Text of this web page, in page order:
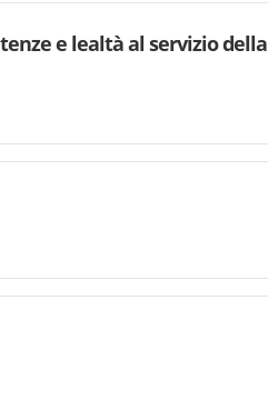
e lealtà al servizio della